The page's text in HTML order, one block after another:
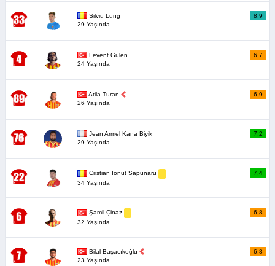
Silviu Lung
29 Yaşında
8,9
Levent Gülen
24 Yaşında
6,7
Atila Turan
26 Yaşında
6,9
Jean Armel Kana Biyik
29 Yaşında
7,2
Cristian Ionut Sapunaru
34 Yaşında
7,4
Şamil Çinaz
32 Yaşında
6,8
Bilal Başacıkoğlu
23 Yaşında
6,8